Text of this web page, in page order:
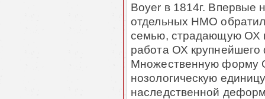
Boyer в 1814г. Впервые
отдельных НМО
семью, страдающую ОХ в
работа ОХ
Множественную форму
нозологическую
наследственной